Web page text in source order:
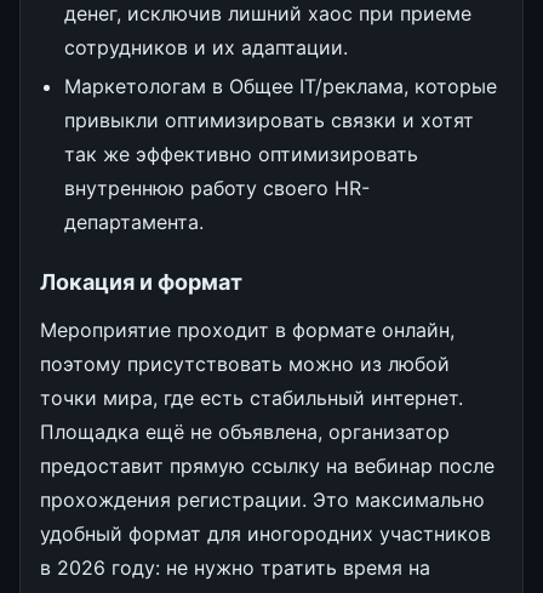
денег, исключив лишний хаос при приеме
сотрудников и их адаптации.
Маркетологам в Общее IT/реклама, которые
привыкли оптимизировать связки и хотят
так же эффективно оптимизировать
внутреннюю работу своего HR-
департамента.
Локация и формат
Мероприятие проходит в формате онлайн,
поэтому присутствовать можно из любой
точки мира, где есть стабильный интернет.
Площадка ещё не объявлена, организатор
предоставит прямую ссылку на вебинар после
прохождения регистрации. Это максимально
удобный формат для иногородних участников
в 2026 году: не нужно тратить время на